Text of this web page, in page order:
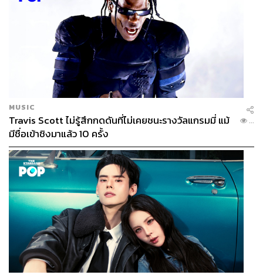
MUSIC
Travis Scott ไม่รู้สึกกดดันที่ไม่เคยชนะรางวัลแกรมมี่ แม้
มีชื่อเข้าชิงมาแล้ว 10 ครั้ง
...